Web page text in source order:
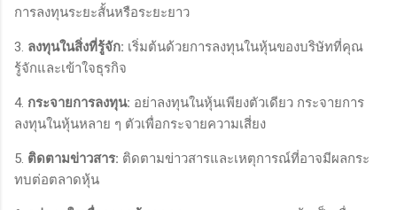
การลงทุนระยะสั้นหรือระยะยาว
3. ลงทุนในสิ่งที่รู้จัก: เริ่มต้นด้วยการลงทุนในหุ้นของบริษัทที่คุณ
รู้จักและเข้าใจธุรกิจ
4. กระจายการลงทุน: อย่าลงทุนในหุ้นเพียงตัวเดียว กระจายการ
ลงทุนในหุ้นหลาย ๆ ตัวเพื่อกระจายความเสี่ยง
5. ติดตามข่าวสาร: ติดตามข่าวสารและเหตุการณ์ที่อาจมีผลกระ
ทบต่อตลาดหุ้น